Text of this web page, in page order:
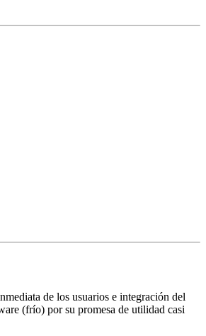
de los usuarios e integración del
(frío) por su promesa de utilidad casi